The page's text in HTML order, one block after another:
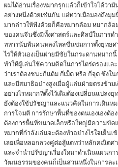
ผมได้อ่านเรื่องหมากรุกแล้วก็เข้าใจได้ว่า
อย่างหนึ่งด้วยเช่นกัน แต่ทว่าเมื่อมองถึง
มากล่าวให้ฟังด้วยก็คือหมากล้อม หมากล้อ
ของคนจีนซึ่งมีทั้งศาสตร์และศิลป์ในการด
ทหารนับพันคนหลงไหลชื่นชมการตั้งยุทธศ
ไรให้ตัวเองเป็นฝ่ายมีชัยในกระดานหมา
ทำให้ผู้เล่นใช้ความคิดในการไตร่ตรองแ
ว่าเราต้องชนะกี่แต้ม กี่เม็ด หรือ กี่จุด ซึ่งใ
และมีสมาธิอย่างสูงเมื่อผู้แล่นฝ่ายตรงข้าม
อย่างไรหมากที่ตั้งไว้เดิมต้องเปลี่ยนแปลง
ยังต้องใช้ปรัชญาและแนวคิดในการเดินห
การโจมตี การรักษาพื้นที่ของตนเองเองต้อ
ต้องการพื้นที่ขนาดเล็กหรือใหญ่มีความขัด
หมากที่กำลังเล่นจะต้องทำอย่างไรใจเย็น
เลยเพื่อหลอกลวงคู่ต่อสู้แต่ทว่าหลักคณิตศ
และจำนำปรัชญาเรื่องใดมาดำเนินแผนก
วัฒนธรรมของคนก็เป็นส่วนหนึ่งในการละ